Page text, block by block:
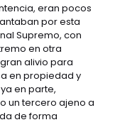
eran pocos
por esta
Supremo, con
en otra
alivio para
en propiedad y
en parte,
un tercero ajeno a
de forma